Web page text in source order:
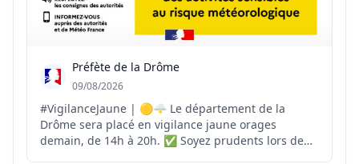
Préfète de la Drôme
09/08/2026
#VigilanceJaune | 🟡🌩️ Le département de la
Drôme sera placé en vigilance jaune orages
demain, de 14h à 20h. ✅ Soyez prudents lors de